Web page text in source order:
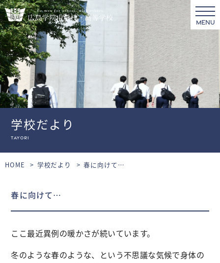
MENU
学校だより
tayori
HOME 学校だより 春に向けて…
春に向けて…
ここ最近異例の暖かさが続いています。
冬のような春のような、という不思議な気候で身体の